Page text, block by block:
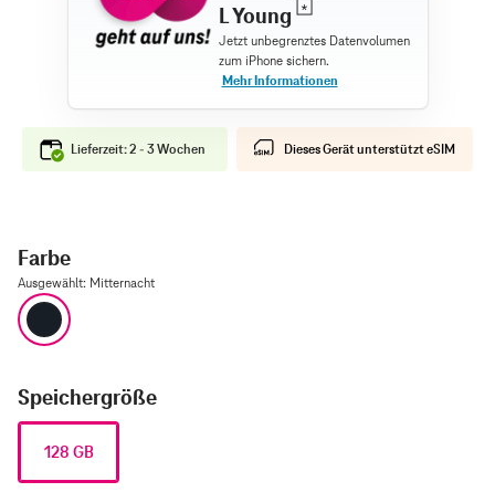
L Young
Lieferzeit: 2 - 3 Wochen Dieses Gerät unterstützt eSIM
Farbe
Ausgewählt: Mitternacht
Speichergröße
128 GB